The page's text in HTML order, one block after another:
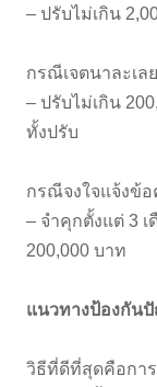
– ปรับไม่เกิน
กรณีเจตนาละเล
– ปรับไม่เกิน
ทั้งปรับ
กรณีจงใจแจ้งข้อ
– จำคุกตั้งแต่ 3
200,000 บาท
แนวทางป้องกัน
วิธีที่ดีที่สุดคือกา